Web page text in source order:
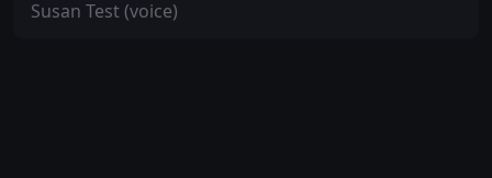
Susan Test (voice)